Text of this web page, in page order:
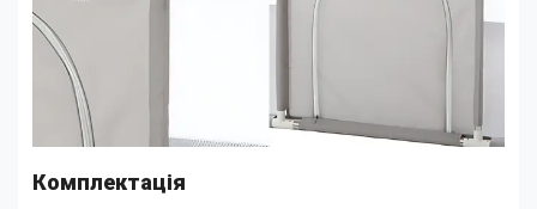
Комплектація